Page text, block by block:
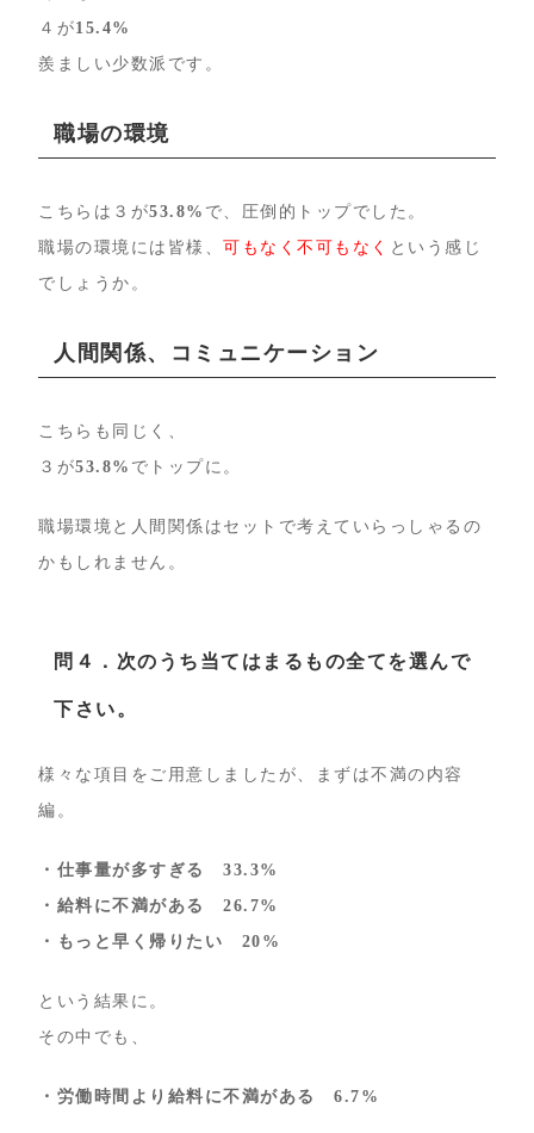
４が15.4%
羨ましい少数派です。
職場の環境
こちらは３が53.8% で、圧倒的トップでした。
職場の環境には皆様、可もなく不可もなく という感じ
でしょうか。
人間関係、コミュニケーション
こちらも同じく、
３が53.8% でトップに。
職場環境と人間関係はセットで考えていらっしゃるの
かもしれません。
問４．次のうち当てはまるもの全てを選んで
下さい。
様々な項目をご用意しましたが、まずは不満の内容
編。
・仕事量が多すぎる
33.3%
・給料に不満がある
26.7%
・もっと早く帰りたい
20%
という結果に。
その中でも、
・労働時間より給料に不満がある 6.7%